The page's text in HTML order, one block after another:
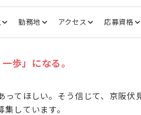
勤務地 アクセス 応募資格
歩」になる。
てほしい。そう信じて、京阪伏
しています。